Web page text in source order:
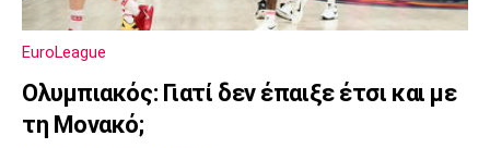
Πόρτο Μπενφίκα
EuroLeague
Ολυμπιακός: Γιατί δεν έπαιξε έτσι και με
τη Μονακό;